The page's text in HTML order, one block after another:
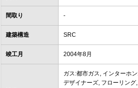
間取り -
建築構造 SRC
竣工月 2004年8月
ガス:都市ガス, インターホ
デザイナーズ, フローリン